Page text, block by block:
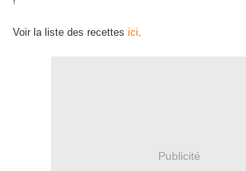
Voir la liste des recettes ici.
Publicité